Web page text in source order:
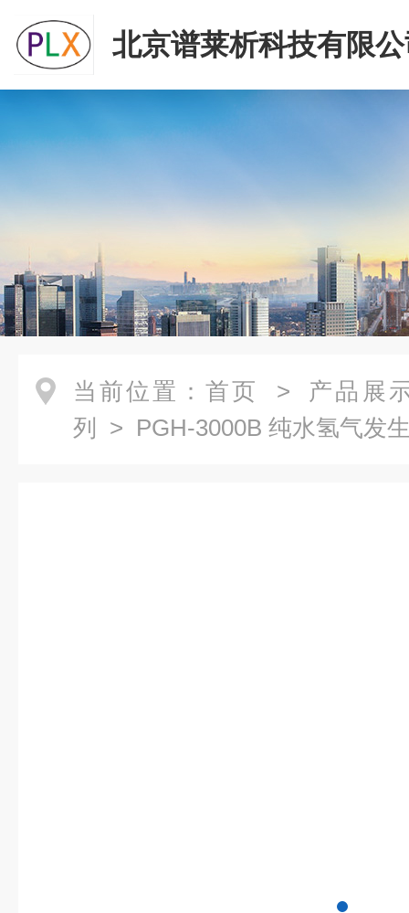
北京谱莱析科技有限
当前位置： 首页 > 产品展
列
> PGH-3000B 纯水氢气发